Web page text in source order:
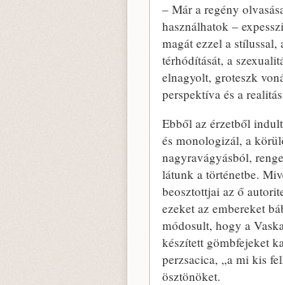
– Már a regény
használhatok –
magát ezzel a
térhódítását, a
elnagyolt, groteszk
perspektíva és a
Ebből az érzetből
és monologizál, a
nagyravágyásból,
látunk a történetbe.
beosztottjai az ő
ezeket az embereket
módosult, hogy a
készített gömbfejeket
perzsacica, „a mi kis
ösztönöket.